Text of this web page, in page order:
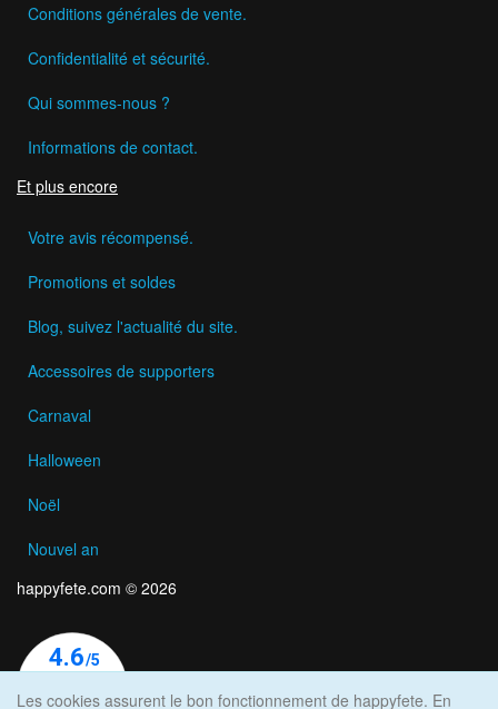
Conditions générales de vente.
Confidentialité et sécurité.
Qui sommes-nous ?
Informations de contact.
Et plus encore
Votre avis récompensé.
Promotions et soldes
Blog, suivez l'actualité du site.
Accessoires de supporters
Carnaval
Halloween
Noël
Nouvel an
happyfete.com © 2026
Les cookies assurent le bon fonctionnement de happyfete. En